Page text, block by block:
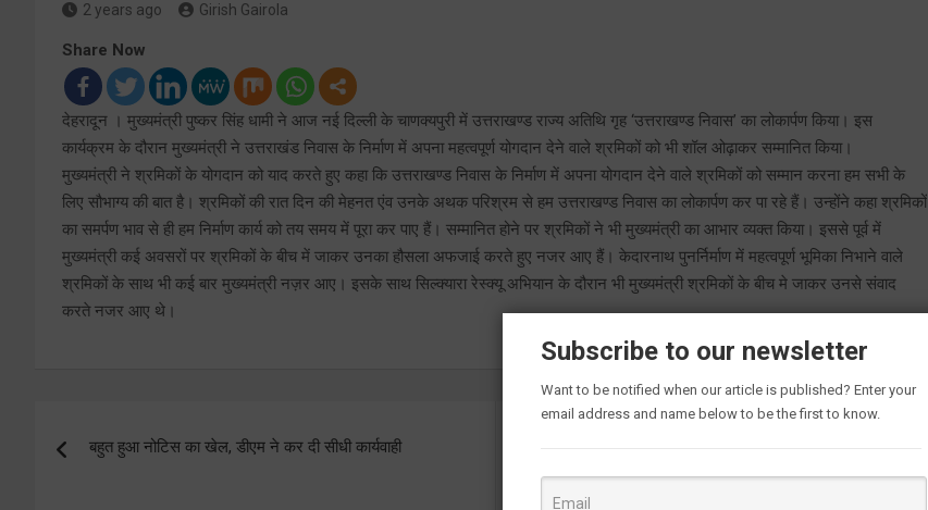
2 years ago Girish Gairola
Share Now
देहरादून । मुख्यमंत्री पुष्कर सिंह धामी ने आज नई दिल्ली के चाणक्यपुरी में उत्तराखण्ड राज्य अतिथि गृह ‘उत्तराखण्ड निवास’ का लोकार्पण किया। इस
कार्यक्रम के दौरान मुख्यमंत्री ने उत्तराखंड निवास के निर्माण में अपना महत्वपूर्ण योगदान देने वाले श्रमिकों को भी शॉल ओढ़ाकर सम्मानित किया।
मुख्यमंत्री ने श्रमिकों के योगदान को याद करते हुए कहा कि उत्तराखण्ड निवास के निर्माण में अपना योगदान देने वाले श्रमिकों को सम्मान करना हम सभी के
लिए सौभाग्य की बात है। श्रमिकों की रात दिन की मेहनत एंव उनके अथक परिश्रम से हम उत्तराखण्ड निवास का लोकार्पण कर पा रहे हैं। उन्होंने कहा श्रमिकों
का समर्पण भाव से ही हम निर्माण कार्य को तय समय में पूरा कर पाए हैं। सम्मानित होने पर श्रमिकों ने भी मुख्यमंत्री का आभार व्यक्त किया। इससे पूर्व में
मुख्यमंत्री कई अवसरों पर श्रमिकों के बीच में जाकर उनका हौसला अफजाई करते हुए नजर आए हैं। केदारनाथ पुनर्निर्माण में महत्वपूर्ण भूमिका निभाने वाले
श्रमिकों के साथ भी कई बार मुख्यमंत्री नज़र आए। इसके साथ सिल्क्यारा रेस्क्यू अभियान के दौरान भी मुख्यमंत्री श्रमिकों के बीच मे जाकर उनसे संवाद
करते नजर आए थे।
navigation
बहुत हुआ नोटिस का खेल, डीएम ने कर दी सीधी कार्यवाही
राज्य सरकार ने शुरू की हैं अनेक गेम चेंजर योजनाएंः मुख्यमंत्री
Subscribe to our newsletter
Want to be notified when our article is published? Enter your
email address and name below to be the first to know.